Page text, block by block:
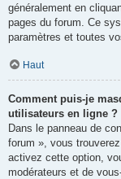
généralement en
pages du forum. Ce
paramètres et toutes
Haut
Comment puis-je
utilisateurs en ligne ?
Dans le panneau de
forum », vous
activez cette option,
modérateurs et de